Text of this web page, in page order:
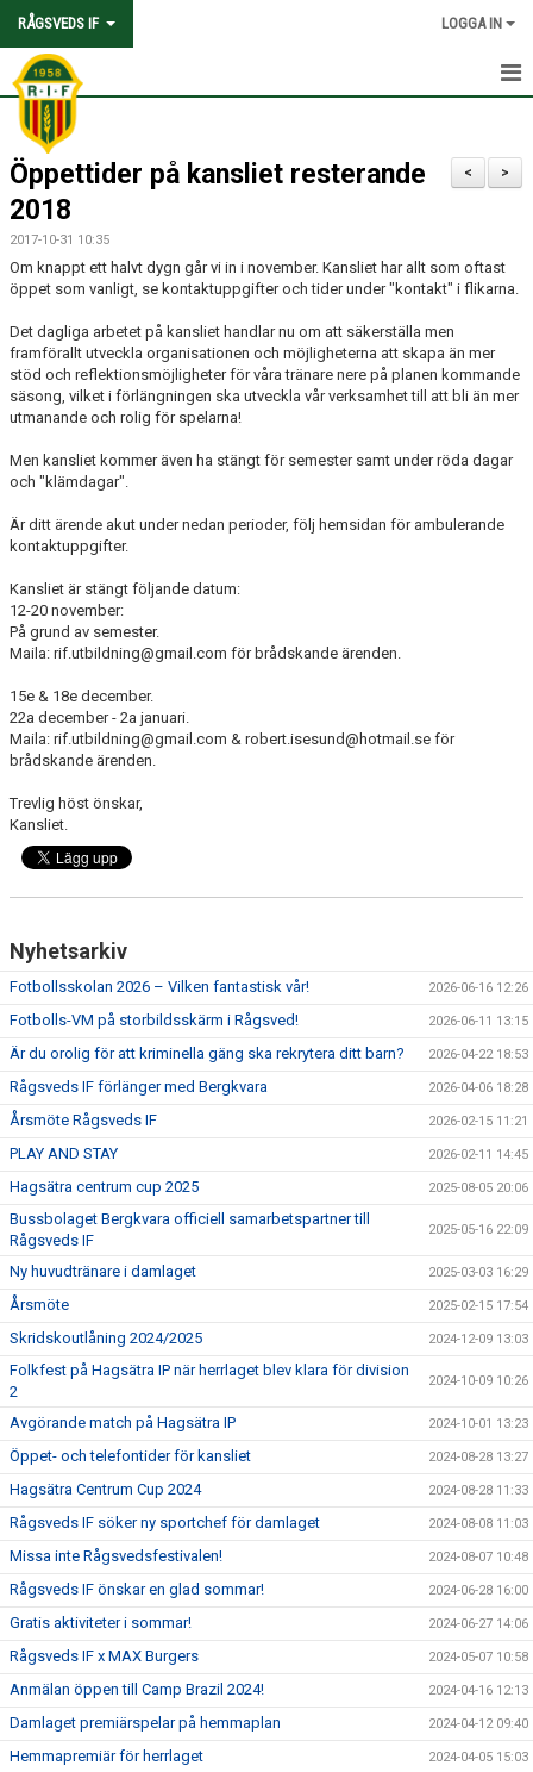
RÅGSVEDS IF LOGGA IN
HEM
KONTAKT
OM FÖRENINGEN
AVGIFTER
TRYGGHET OCH VÄRDEGRUND
KNATTEFOTBOLLSSKOLA
PARTNERSKAP & SPONSRING
SKOLSAMARBETEN
SOCIAL HÅLLBARHET
TRÄNINGSKLÄDER
RÅGSVEDS IF I MEDIA
>
<
Öppettider på kansliet resterande
2018
2017-10-31 10:35
Om knappt ett halvt dygn går vi in i november. Kansliet har allt som oftast
öppet som vanligt, se kontaktuppgifter och tider under "kontakt" i flikarna.
Det dagliga arbetet på kansliet handlar nu om att säkerställa men
framförallt utveckla organisationen och möjligheterna att skapa än mer
stöd och reflektionsmöjligheter för våra tränare nere på planen kommande
säsong, vilket i förlängningen ska utveckla vår verksamhet till att bli än mer
utmanande och rolig för spelarna!
Men kansliet kommer även ha stängt för semester samt under röda dagar
och "klämdagar".
Är ditt ärende akut under nedan perioder, följ hemsidan för ambulerande
kontaktuppgifter.
Kansliet är stängt följande datum:
12-20 november:
På grund av semester.
Maila: rif.utbildning@gmail.com för brådskande ärenden.
15e & 18e december.
22a december - 2a januari.
Maila: rif.utbildning@gmail.com & robert.isesund@hotmail.se för
brådskande ärenden.
Trevlig höst önskar,
Kansliet.
Nyhetsarkiv
Fotbollsskolan 2026 – Vilken fantastisk vår! 2026-06-16 12:26
Fotbolls-VM på storbildsskärm i Rågsved! 2026-06-11 13:15
Är du orolig för att kriminella gäng ska rekrytera ditt barn? 2026-04-22 18:53
Rågsveds IF förlänger med Bergkvara 2026-04-06 18:28
Årsmöte Rågsveds IF 2026-02-15 11:21
PLAY AND STAY 2026-02-11 14:45
Hagsätra centrum cup 2025 2025-08-05 20:06
Bussbolaget Bergkvara officiell samarbetspartner till
Rågsveds IF
2025-05-16 22:09
Ny huvudtränare i damlaget 2025-03-03 16:29
Årsmöte 2025-02-15 17:54
Skridskoutlåning 2024/2025 2024-12-09 13:03
Folkfest på Hagsätra IP när herrlaget blev klara för division
2
2024-10-09 10:26
Avgörande match på Hagsätra IP 2024-10-01 13:23
Öppet- och telefontider för kansliet 2024-08-28 13:27
Hagsätra Centrum Cup 2024 2024-08-28 11:33
Rågsveds IF söker ny sportchef för damlaget 2024-08-08 11:03
Missa inte Rågsvedsfestivalen! 2024-08-07 10:48
Rågsveds IF önskar en glad sommar! 2024-06-28 16:00
Gratis aktiviteter i sommar! 2024-06-27 14:06
Rågsveds IF x MAX Burgers 2024-05-07 10:58
Anmälan öppen till Camp Brazil 2024! 2024-04-16 12:13
Damlaget premiärspelar på hemmaplan 2024-04-12 09:40
Hemmapremiär för herrlaget 2024-04-05 15:03